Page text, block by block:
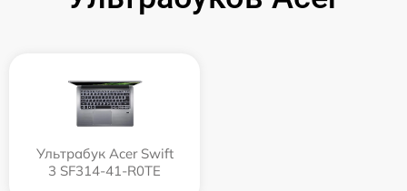
Ультрабук Acer Swift
3 SF314-41-R0TE